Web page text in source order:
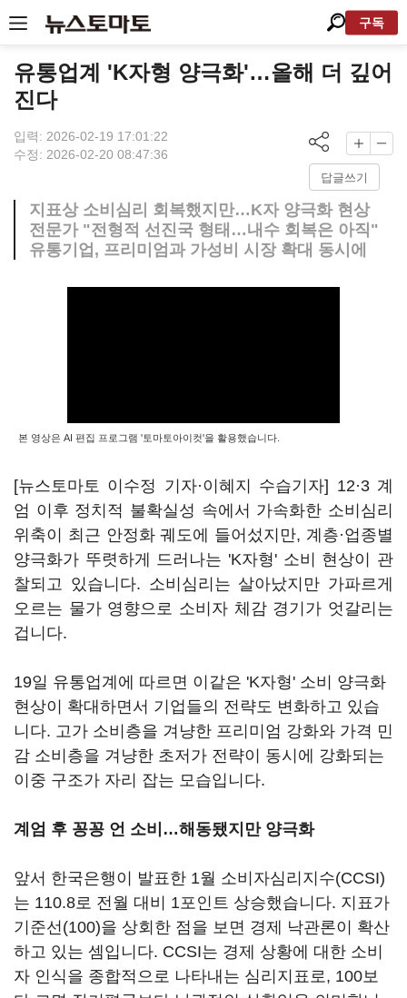
구독
유통업계 'K자형 양극화'…올해 더 깊어
진다
입력: 2026-02-19 17:01:22
수정: 2026-02-20 08:47:36
답글쓰기
지표상 소비심리 회복했지만…K자 양극화 현상
전문가 "전형적 선진국 형태…내수 회복은 아직"
유통기업, 프리미엄과 가성비 시장 확대 동시에
본 영상은 AI 편집 프로그램 '토마토아이컷'을 활용했습니다.
[뉴스토마토 이수정 기자·이혜지 수습기자] 12·3 계
엄 이후 정치적 불확실성 속에서 가속화한 소비심리
위축이 최근 안정화 궤도에 들어섰지만, 계층·업종별
양극화가 뚜렷하게 드러나는 'K자형' 소비 현상이 관
찰되고 있습니다. 소비심리는 살아났지만 가파르게
오르는 물가 영향으로 소비자 체감 경기가 엇갈리는
겁니다.
19일 유통업계에 따르면 이같은 'K자형' 소비 양극화
현상이 확대하면서 기업들의 전략도 변화하고 있습
니다. 고가 소비층을 겨냥한 프리미엄 강화와 가격 민
감 소비층을 겨냥한 초저가 전략이 동시에 강화되는
이중 구조가 자리 잡는 모습입니다.
계엄 후 꽁꽁 언 소비…해동됐지만 양극화
앞서 한국은행이 발표한 1월 소비자심리지수(CCSI)
는 110.8로 전월 대비 1포인트 상승했습니다. 지표가
기준선(100)을 상회한 점을 보면 경제 낙관론이 확산
하고 있는 셈입니다. CCSI는 경제 상황에 대한 소비
자 인식을 종합적으로 나타내는 심리지표로, 100보